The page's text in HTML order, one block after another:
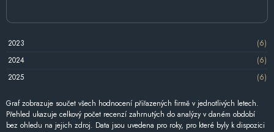
2023
(6)
2024
(6)
2025
(6)
Graf zobrazuje součet všech hodnocení přiřazených firmě v jednotlivých letech.
Přehled ukazuje celkový počet recenzí zahrnutých do analýzy v daném období
bez ohledu na jejich zdroj. Data jsou uvedena pro roky, pro které byly k dispozici